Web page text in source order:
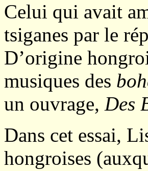
Celui qui avait
tsiganes par le
D’origine
musiques des
un ouvrage, Des
Dans cet essai,
hongroises